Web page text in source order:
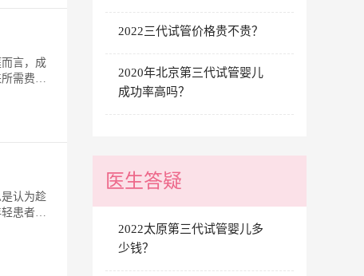
言，成
需费用
认为趁
患者身
2022三代试管价格贵不贵？
2020年北京第三代试管婴儿
成功率高吗？
医生答疑
2022太原第三代试管婴儿多
少钱？